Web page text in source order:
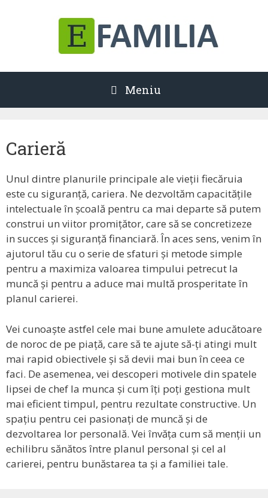
Meniu
Carieră
Unul dintre planurile principale ale vieții fiecăruia
este cu siguranță, cariera. Ne dezvoltăm capacitățile
intelectuale în școală pentru ca mai departe să putem
construi un viitor promițător, care să se concretizeze
in succes și siguranță financiară. În aces sens, venim în
ajutorul tău cu o serie de sfaturi și metode simple
pentru a maximiza valoarea timpului petrecut la
muncă și pentru a aduce mai multă prosperitate în
planul carierei.
Vei cunoaște astfel cele mai bune amulete aducătoare
de noroc de pe piață, care să te ajute să-ți atingi mult
mai rapid obiectivele și să devii mai bun în ceea ce
faci. De asemenea, vei descoperi motivele din spatele
lipsei de chef la munca și cum îți poți gestiona mult
mai eficient timpul, pentru rezultate constructive. Un
spațiu pentru cei pasionați de muncă și de
dezvoltarea lor personală. Vei învăța cum să menții un
echilibru sănătos între planul personal și cel al
carierei, pentru bunăstarea ta și a familiei tale.